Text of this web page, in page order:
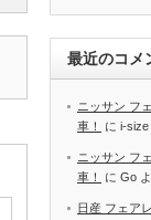
最近のコメ
ニッサン フ
車！
に i-size
ニッサン フ
車！
に Go
日産 フェア